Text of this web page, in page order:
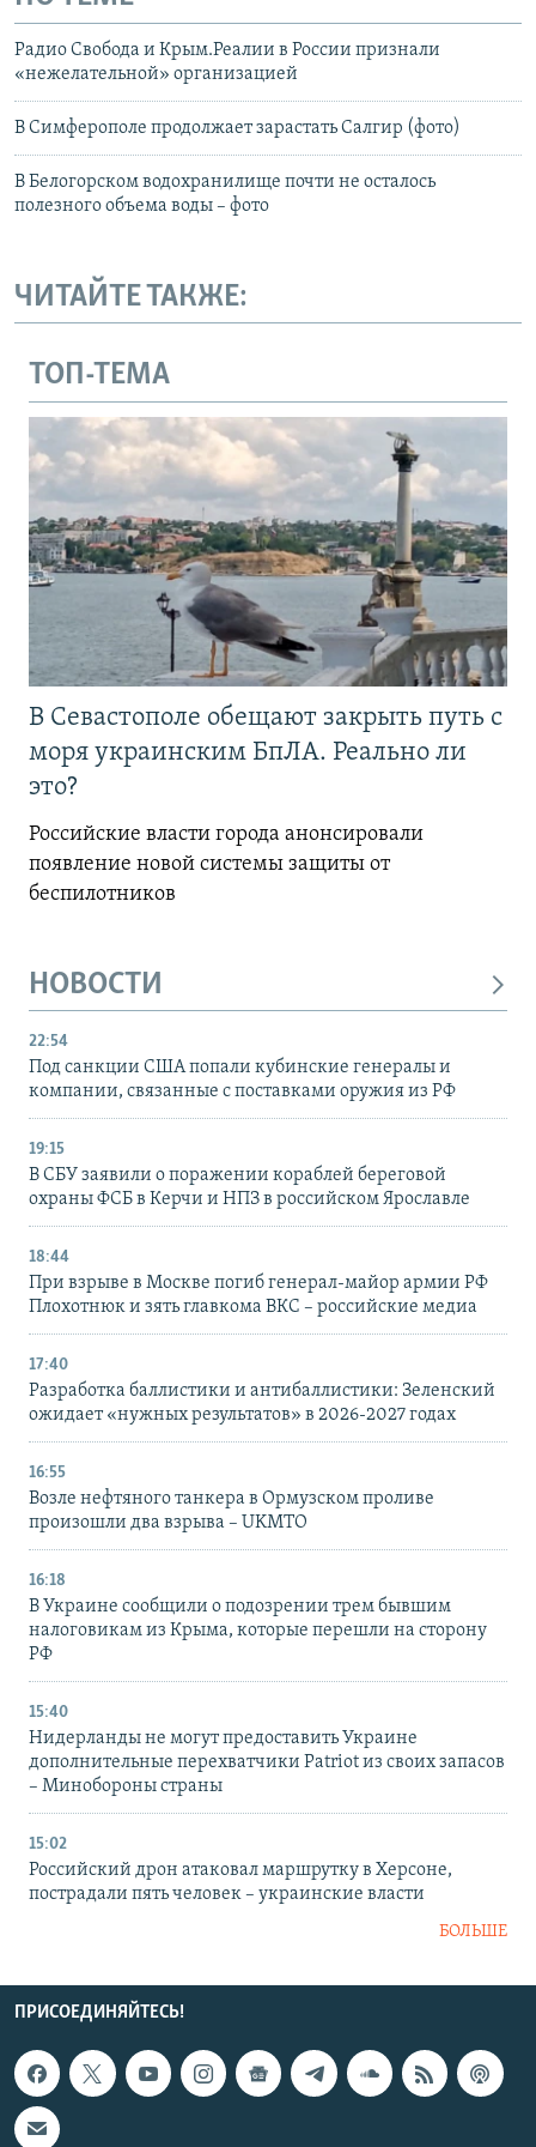
Радио Свобода и Крым.Реалии в России признали
«нежелательной» организацией
В Симферополе продолжает зарастать Салгир (фото)
В Белогорском водохранилище почти не осталось
полезного объема воды – фото
ЧИТАЙТЕ ТАКЖЕ:
ТОП-ТЕМА
В Севастополе обещают закрыть путь с
моря украинским БпЛА. Реально ли
это?
Российские власти города анонсировали
появление новой системы защиты от
беспилотников
НОВОСТИ
22:54
Под санкции США попали кубинские генералы и
компании, связанные с поставками оружия из РФ
19:15
В СБУ заявили о поражении кораблей береговой
охраны ФСБ в Керчи и НПЗ в российском Ярославле
18:44
При взрыве в Москве погиб генерал-майор армии РФ
Плохотнюк и зять главкома ВКС – российские медиа
17:40
Разработка баллистики и антибаллистики: Зеленский
ожидает «нужных результатов» в 2026-2027 годах
16:55
Возле нефтяного танкера в Ормузском проливе
произошли два взрыва – UKMTO
16:18
В Украине сообщили о подозрении трем бывшим
налоговикам из Крыма, которые перешли на сторону
РФ
15:40
Нидерланды не могут предоставить Украине
дополнительные перехватчики Patriot из своих запасов
– Минобороны страны
15:02
Российский дрон атаковал маршрутку в Херсоне,
пострадали пять человек – украинские власти
БОЛЬШЕ
ПРИСОЕДИНЯЙТЕСЬ!